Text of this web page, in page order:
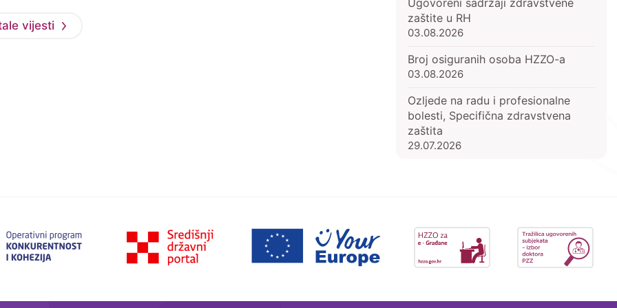
vijesti
Ugovoreni sadržaji zdravstvene
zaštite u RH
03.08.2026
Broj osiguranih osoba HZZO-a
03.08.2026
Ozljede na radu i profesionalne
bolesti, Specifična zdravstvena
zaštita
29.07.2026